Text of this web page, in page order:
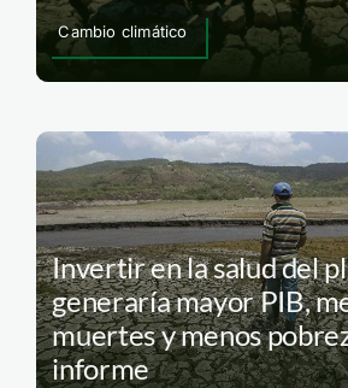
Cambio climático
Invertir en la salud del
generaría mayor PIB,
muertes y menos
informe